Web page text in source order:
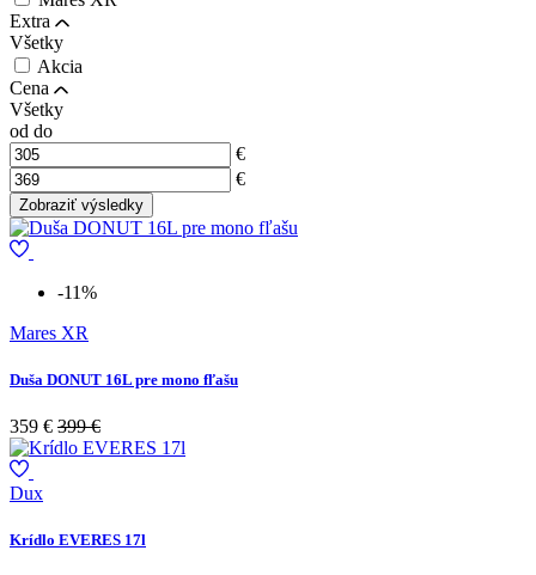
Extra
Všetky
Akcia
Cena
Všetky
od do
€
€
-11%
Mares XR
Duša DONUT 16L pre mono fľašu
359 € 399 €
Dux
Krídlo EVERES 17l